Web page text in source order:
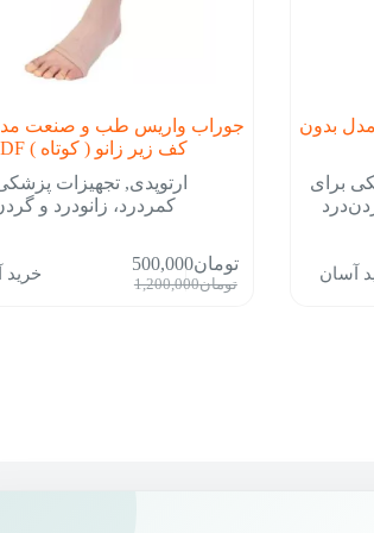
بدون
برای
آسان
جوراب واریس طب و صنعت
کف زیر زانو ( کوتاه ) DF
ارتوپدی,تجهیزات
کمردرد، زانودرد و
تومان1,200,000
قیمت
تومان500,000
قیمت
خرید